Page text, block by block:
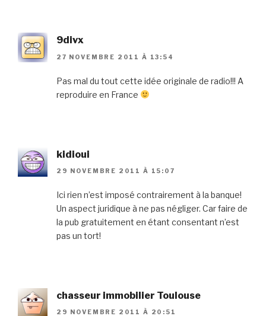
9divx
27 NOVEMBRE 2011 À 13:54
Pas mal du tout cette idée originale de radio!!! A
reproduire en France
kidioui
29 NOVEMBRE 2011 À 15:07
Ici rien n’est imposé contrairement à la banque!
Un aspect juridique à ne pas négliger. Car faire de
la pub gratuitement en étant consentant n’est
pas un tort!
chasseur immobilier Toulouse
29 NOVEMBRE 2011 À 20:51